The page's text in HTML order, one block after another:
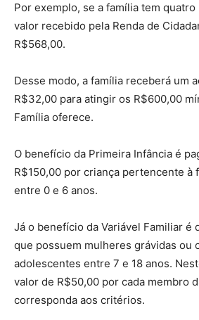
Por exemplo, se a família tem
valor recebido pela Renda de
R$568,00.
Desse modo, a família receberá um
R$32,00 para atingir os R$600,00
Família oferece.
O benefício da Primeira Infância é
R$150,00 por criança pertencente à
entre 0 e 6 anos.
Já o benefício da Variável Familiar é
que possuem mulheres grávidas ou
adolescentes entre 7 e 18 anos.
valor de R$50,00 por cada membro
corresponda aos critérios.